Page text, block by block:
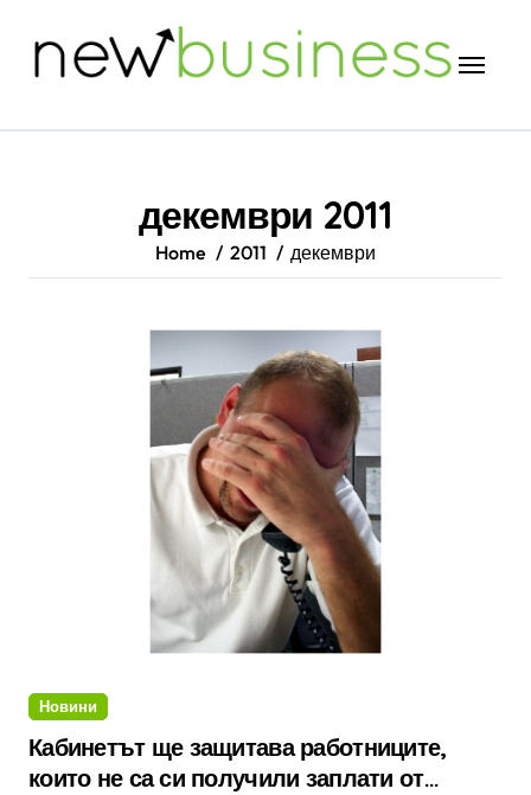
декември 2011
Home 2011 декември
Новини
Кабинетът ще защитава работниците,
които не са си получили заплати от